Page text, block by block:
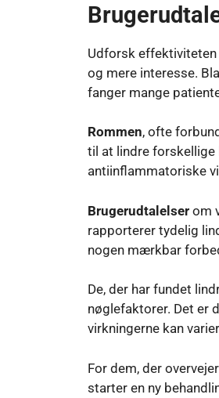
Udforsk
og mere interesse.
fanger mange
Rommen, ofte
til at lindre forskellige
antiinflammatoriske
Brugerudtalelser om
rapporterer tydelig
nogen mærkbar
De, der har fundet
nøglefaktorer. Det er
virkningerne kan
For dem, der
starter en ny